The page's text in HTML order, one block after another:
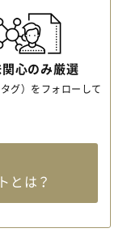
心のみ厳選
グ）をフォローして
とは？